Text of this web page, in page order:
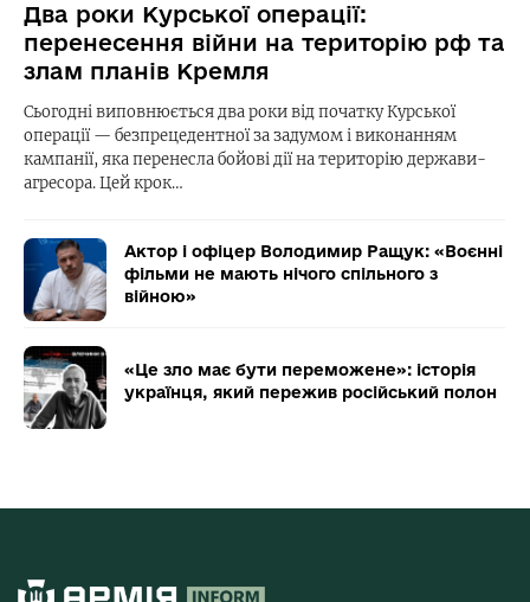
Два роки Курської операції:
перенесення війни на територію рф та
злам планів Кремля
Сьогодні виповнюється два роки від початку Курської
операції — безпрецедентної за задумом і виконанням
кампанії, яка перенесла бойові дії на територію держави-
агресора. Цей крок…
Актор і офіцер Володимир Ращук: «Воєнні
фільми не мають нічого спільного з
війною»
«Це зло має бути переможене»: історія
українця, який пережив російський полон